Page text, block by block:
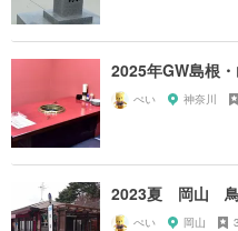
2025年GW島根
ぺい 神奈川
2023夏 岡山
ぺい 岡山 3